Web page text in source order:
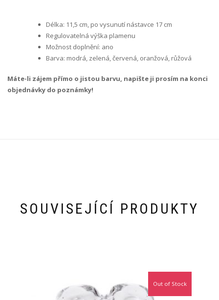
Délka: 11,5 cm, po vysunutí nástavce 17 cm
Regulovatelná výška plamenu
Možnost doplnění: ano
Barva: modrá, zelená, červená, oranžová, růžová
Máte-li zájem přímo o jistou barvu, napište ji prosím na konci
objednávky do poznámky!
SOUVISEJÍCÍ PRODUKTY
Out of Stock